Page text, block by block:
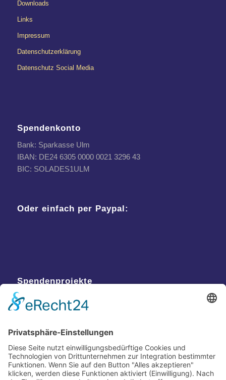
Downloads
Links
Impressum
Datenschutzerklärung
Datenschutz Social Media
Spendenkonto
Bank: Sparkasse Ulm
IBAN: DE24 6305 0000 0021 3296 43
BIC: SOLADES1ULM
Oder einfach per Paypal:
Spendenprojekte